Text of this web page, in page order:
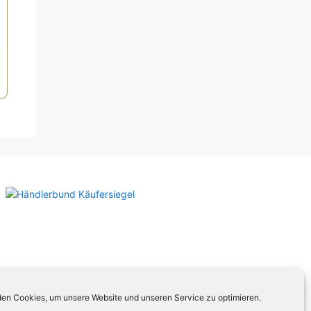
Cookies, um unsere Website und unseren Service zu optimieren.